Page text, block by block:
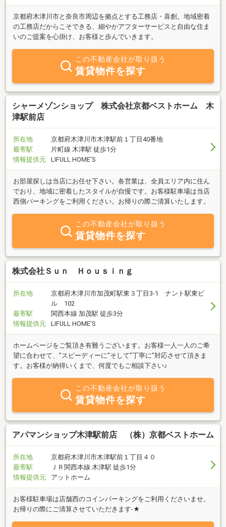
京都府木津川市と奈良市周辺を拠点とする工務店・喜創。地域密着
の工務店だからこそできる、細やかアフターサービスと自由な住ま
いのご提案を心掛け、お客様と歩んでいきます。
この不動産会社が取り扱う
賃貸物件を探す
シャーメゾンショップ 株式会社京都ベストホーム 木
津駅前店
所在地
京都府木津川市木津駅前１丁目40番地
最寄駅
片町線 木津駅 徒歩1分
情報提供元
LIFULL HOME'S
お部屋探しは当店にお任せ下さい。各営業は、全員エリア内に住ん
でおり、地域に密着したスタイルが自慢です。お客様駐車場は当店
西側パーキングをご利用ください。お帰りの際ご清算いたします。
この不動産会社が取り扱う
賃貸物件を探す
株式会社Ｓｕｎ Ｈｏｕｓｉｎｇ
所在地
京都府木津川市加茂町駅東３丁目3-1 ナント駅東ビ
ル 102
最寄駅
関西本線 加茂駅 徒歩3分
情報提供元
LIFULL HOME'S
ホームページをご覧頂き有難うございます。お客様一人一人のご希
望に合わせて、”スピーディーに”そして”丁寧に”対応させて頂きま
す。お客様が納得いくまで、何度でもご相談下さい♪
この不動産会社が取り扱う
賃貸物件を探す
アパマンショップ木津駅前店 （株）京都ベストホーム
所在地
京都府木津川市木津駅前１丁目４０
最寄駅
ＪＲ関西本線 木津駅 徒歩1分
情報提供元
アットホーム
お客様駐車場は店舗西のコインパーキングをご利用くださいませ。
お帰りの際にご清算させていただきます-★